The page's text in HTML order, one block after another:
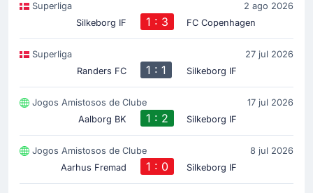
Superliga
2 ago 2026
Silkeborg IF
1 : 3 FC Copenhagen
Superliga
27 jul 2026
Randers FC
1 : 1 Silkeborg IF
Jogos Amistosos de Clube
17 jul 2026
Aalborg BK
1 : 2 Silkeborg IF
Jogos Amistosos de Clube
8 jul 2026
Aarhus Fremad
1 : 0 Silkeborg IF